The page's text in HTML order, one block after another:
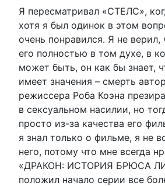
Я пересматривал «СТЕЛС»,
хотя я был одинок в этом
очень понравился. Я не верил,
его полностью в том духе, в
может быть, он как бы знает,
имеет значения – смерть
режиссера Роба Коэна
в сексуальном насилии, но
просто из-за качества его
я знал только о фильме, я не
него, потому что мне всегда
«ДРАКОН: ИСТОРИЯ БРЮСА
положил начало серии все